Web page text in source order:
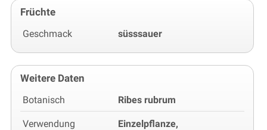
Früchte
Geschmack süsssauer
Weitere Daten
Botanisch Ribes rubrum
Verwendung
Einzelpflanze,